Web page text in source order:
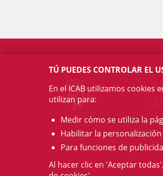
c/
TÚ PUEDES CONTROLAR EL
En el ICAB utilizamos
utilizan para:
Medir cómo se utiliza la
Habilitar la
Para funciones de
Al hacer clic en 'Aceptar